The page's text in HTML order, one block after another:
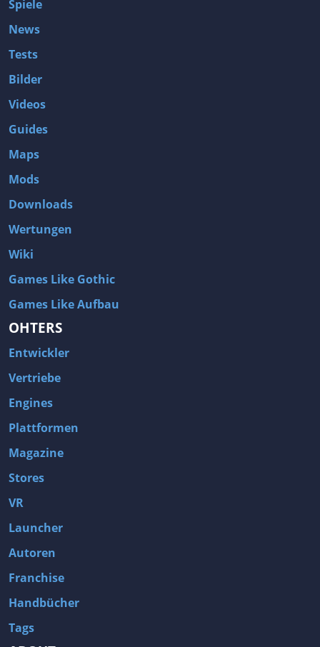
Spiele
News
Tests
Bilder
Videos
Guides
Maps
Mods
Downloads
Wertungen
Wiki
Games Like Gothic
Games Like Aufbau
OHTERS
Entwickler
Vertriebe
Engines
Plattformen
Magazine
Stores
VR
Launcher
Autoren
Franchise
Handbücher
Tags